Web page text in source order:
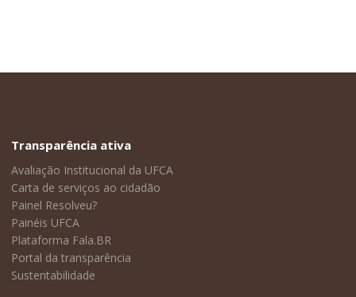
Transparência ativa
Avaliação Institucional da UFCA
Carta de serviços ao cidadão
Painel Resolveu?
Painéis UFCA
Plataforma Fala.BR
Portal da transparência
Sustentabilidade